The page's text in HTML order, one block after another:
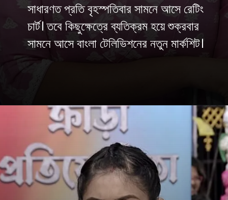
সাধারণত প্রতি বৃহস্পতিবার সামনে আসে রেটিং
চার্ট। তবে কিছুক্ষেত্রে ব্যতিক্রম হয়ে শুক্রবার
সামনে আসে বাংলা টেলিভিশনের নতুন মার্কশিট।